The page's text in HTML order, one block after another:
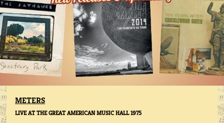
METERS
LIVE AT THE GREAT AMERICAN MUSIC HALL 1975